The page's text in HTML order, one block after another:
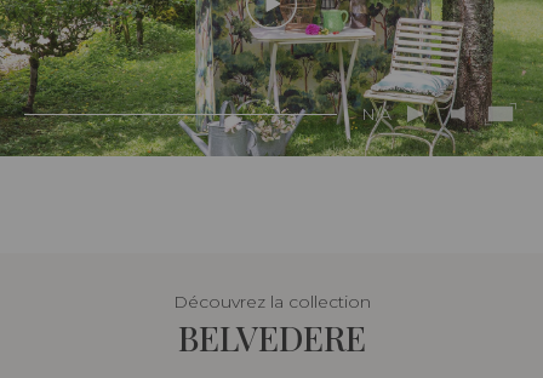
N/A
Découvrez la collection
BELVEDERE